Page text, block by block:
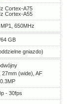
Cortex-A75
Cortex-A55
650MHz
GB
gniazdo)
27mm (wide), AF
- 30fps